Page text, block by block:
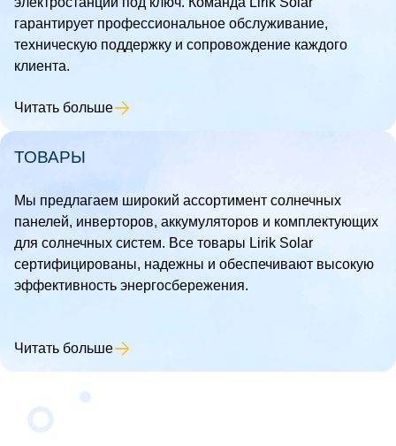
гарантирует профессиональное обслуживание,
техническую поддержку и сопровождение каждого
клиента.
Читать больше
ТОВАРЫ
Мы предлагаем широкий ассортимент солнечных
панелей, инверторов, аккумуляторов и комплектующих
для солнечных систем. Все товары Lirik Solar
сертифицированы, надежны и обеспечивают высокую
эффективность энергосбережения.
Читать больше